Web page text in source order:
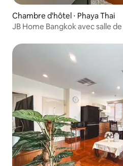
Chambre d'hôtel ⋅ Phaya Thai
JB Home Bangkok avec salle